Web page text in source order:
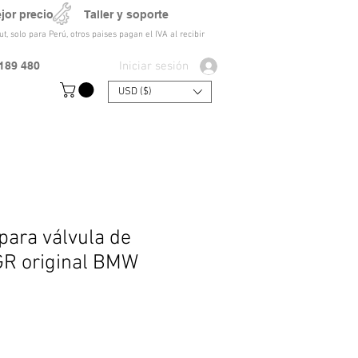
solo para Perú, otros paises pagan el IVA al recibir
Iniciar sesión
480
USD ($)
precio Taller y soporte
válvula de
original BMW